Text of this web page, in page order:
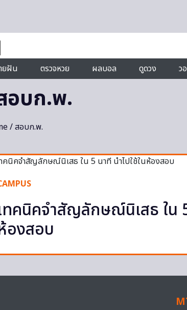
ยฝัน ตรวจหวย ผลบอล ดูดวง ว
อบก.พ.
/ สอบก.พ.
ทคนิคจำสัญลักษณ์นิเสธ ใน
องสอบ